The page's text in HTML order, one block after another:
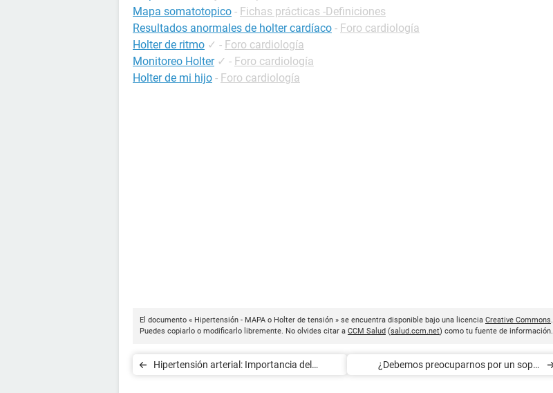
Mapa somatotopico - Fichas prácticas -Definiciones
Resultados anormales de holter cardíaco - Foro cardiología
Holter de ritmo ✓ - Foro cardiología
Monitoreo Holter ✓ - Foro cardiología
Holter de mi hijo - Foro cardiología
El documento « Hipertensión - MAPA o Holter de tensión » se encuentra disponible bajo una licencia Creative Commons.
Puedes copiarlo o modificarlo libremente. No olvides citar a CCM Salud (salud.ccm.net) como tu fuente de información.
Hipertensión arterial: Importancia del
¿Debemos preocuparnos por un soplo